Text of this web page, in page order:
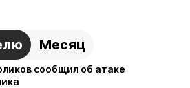
Месяц
сообщил об атаке